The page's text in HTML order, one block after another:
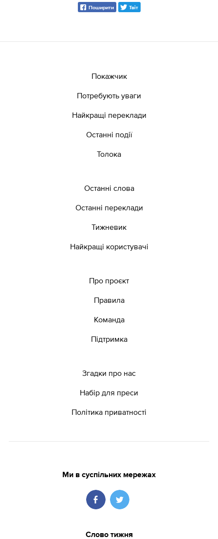
Поширити Твіт
Покажчик
Потребують уваги
Найкращі переклади
Останні події
Толока
Останні слова
Останні переклади
Тижневик
Найкращі користувачі
Про проєкт
Правила
Команда
Підтримка
Згадки про нас
Набір для преси
Політика приватності
Ми в суспільних мережах
Слово тижня